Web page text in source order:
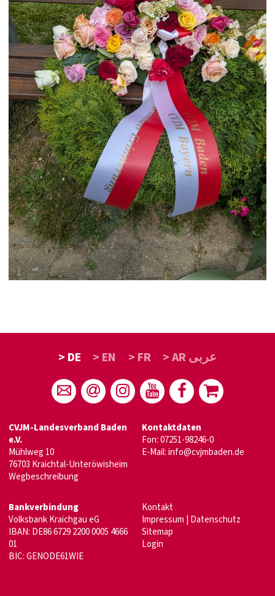
> DE > EN > FR > AR عربى
CVJM-Landesverband Baden
e.V.
Mühlweg 10
76703 Kraichtal-Unteröwisheim
Wegbeschreibung
Kontaktdaten
Fon: 07251-98246-0
E-Mail:info@cvjmbaden.de
Bankverbindung
Volksbank Kraichgau eG
IBAN: DE86 6729 2200 0005 4666
01
BIC: GENODE61WIE
Kontakt
Impressum Datenschutz
Sitemap
Login